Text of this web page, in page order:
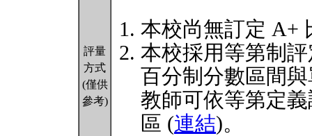
評量
方式
(僅供
參考)
本校尚無訂定 A+
本校採用等第制
百分制分數區間
教師可依等第定
區 (連結)。